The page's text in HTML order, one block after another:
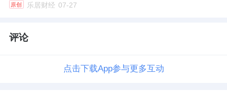
原创 乐居财经 07-27
评论
点击下载App参与更多互动